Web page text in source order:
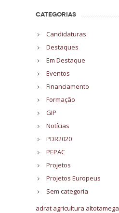
CATEGORIAS
Candidaturas
Destaques
Em Destaque
Eventos
Financiamento
Formação
GIP
Notícias
PDR2020
PEPAC
Projetos
Projetos Europeus
Sem categoria
adrat agricultura altotamega